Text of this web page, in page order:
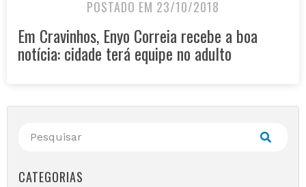
POSTADO EM 23/10/2018
Em Cravinhos, Enyo Correia recebe a boa
notícia: cidade terá equipe no adulto
CATEGORIAS